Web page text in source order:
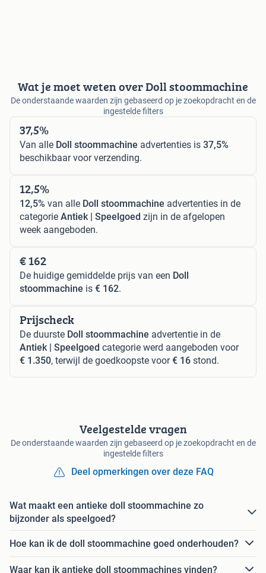
Wat je moet weten over Doll stoommachine
De onderstaande waarden zijn gebaseerd op je zoekopdracht en de
ingestelde filters
37,5%
Van alle Doll stoommachine advertenties is 37,5%
beschikbaar voor verzending.
12,5%
12,5% van alle Doll stoommachine advertenties in de
categorie Antiek | Speelgoed zijn in de afgelopen
week aangeboden.
€ 162
De huidige gemiddelde prijs van een Doll
stoommachine is € 162.
Prijscheck
De duurste Doll stoommachine advertentie in de
Antiek | Speelgoed categorie werd aangeboden voor
€ 1.350, terwijl de goedkoopste voor€ 16 stond.
Veelgestelde vragen
De onderstaande waarden zijn gebaseerd op je zoekopdracht en de
ingestelde filters
Deel opmerkingen over deze FAQ
Wat maakt een antieke doll stoommachine zo
bijzonder als speelgoed?
Hoe kan ik de doll stoommachine goed onderhouden?
Waar kan ik antieke doll stoommachines vinden?